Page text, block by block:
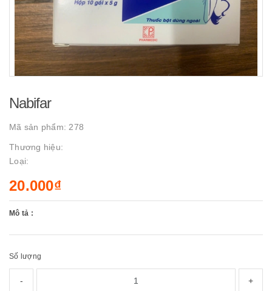
Nabifar
Mã sản phẩm: 278
Thương hiệu:
Loại:
20.000₫
Mô tả :
Số lượng
- +